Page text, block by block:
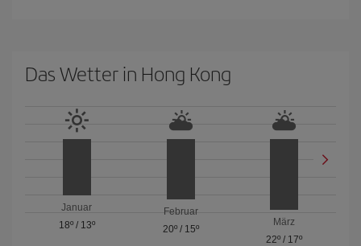
Das Wetter in Hong Kong
Januar
18º/ 13º
Februar
20º/ 15º
März
22º / 17º